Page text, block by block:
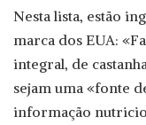
Nesta lista, estão
marca dos EUA:
integral, de
sejam uma «fonte
informação